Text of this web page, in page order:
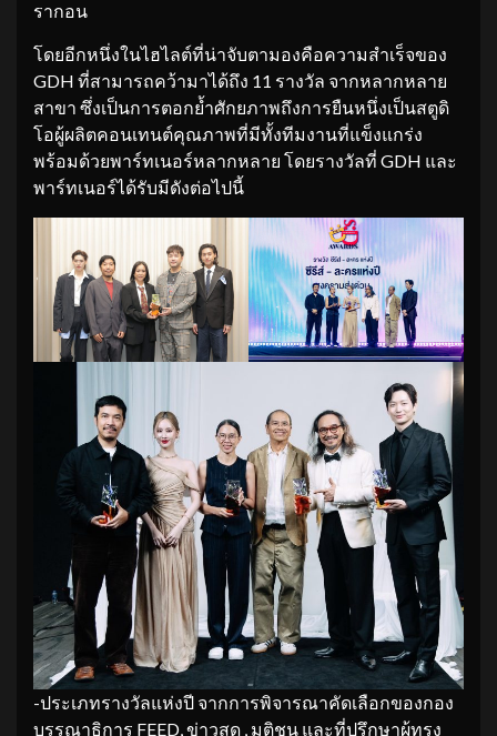
รากอน
โดยอีกหนึ่งในไฮไลต์ที่น่าจับตามองคือความสำเร็จของ
GDH ที่สามารถคว้ามาได้ถึง 11 รางวัล จากหลากหลาย
สาขา ซึ่งเป็นการตอกย้ำศักยภาพถึงการยืนหนึ่งเป็นสตูดิ
โอผู้ผลิตคอนเทนต์คุณภาพที่มีทั้งทีมงานที่แข็งแกร่ง
พร้อมด้วยพาร์ทเนอร์หลากหลาย โดยรางวัลที่ GDH และ
พาร์ทเนอร์ได้รับมีดังต่อไปนี้
-ประเภทรางวัลแห่งปี จากการพิจารณาคัดเลือกของกอง
บรรณาธิการ FEED, ข่าวสด , มติชน และที่ปรึกษาผู้ทรง